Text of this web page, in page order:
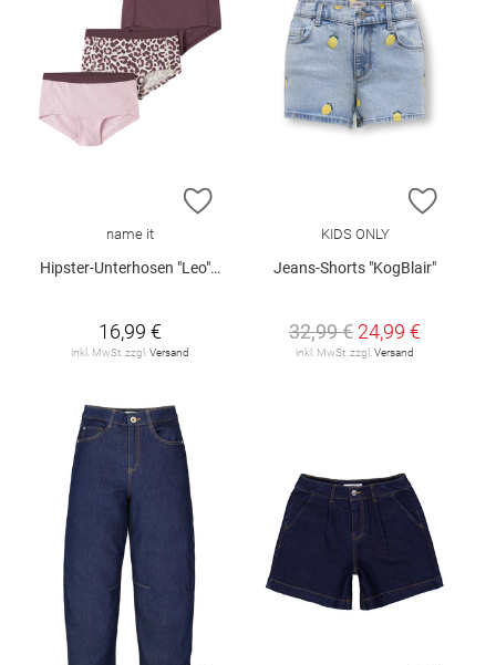
ZUR WUNSCHLISTE HINZUFÜGEN
name it
Hipster-Unterhosen "Leo", 3er-Pack
16,99 €
inkl. MwSt. zzgl. Versand
ZUR
KIDS ONLY
Jeans-Shorts "KogBlair"
32,99 € 24,99 €
inkl. MwSt. zzgl. Versand